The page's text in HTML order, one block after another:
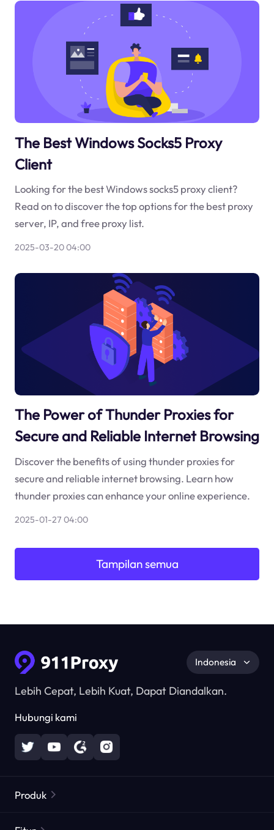
The Best Windows Socks5 Proxy
Client
Looking for the best Windows socks5 proxy client?
Read on to discover the top options for the best proxy
server, IP, and free proxy list.
2025-03-20 04:00
The Power of Thunder Proxies for
Secure and Reliable Internet Browsing
Discover the benefits of using thunder proxies for
secure and reliable internet browsing. Learn how
thunder proxies can enhance your online experience.
2025-01-27 04:00
Tampilan semua
Lebih Cepat, Lebih Kuat, Dapat Diandalkan.
Hubungi kami
Indonesia
Produk